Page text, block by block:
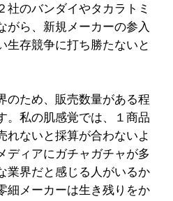
社のバンダイやタカラトミ
がら、新規メーカーの参入
生存競争に打ち勝たないと
のため、販売数量がある程
。私の肌感覚では、１商品
れないと採算が合わないよ
ディアにガチャガチャが多
業界だと感じる人がいるか
細メーカーは生き残りをか